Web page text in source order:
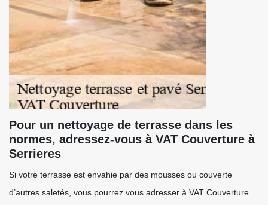
Pour un nettoyage de terrasse dans les
normes, adressez-vous à VAT Couverture à
Serrieres
Si votre terrasse est envahie par des mousses ou couverte
d’autres saletés, vous pourrez vous adresser à VAT Couverture.